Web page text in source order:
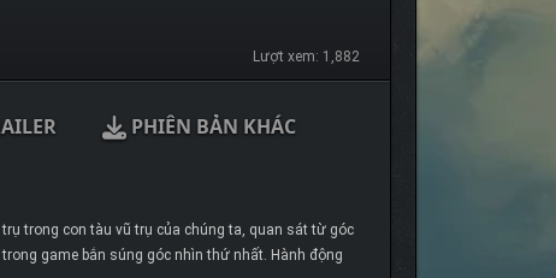
Lượt xem: 1,882
PHIÊN BẢN KHÁC
trong con tàu vũ trụ của chúng ta, quan sát từ góc
game bắn súng góc nhìn thứ nhất. Hành động